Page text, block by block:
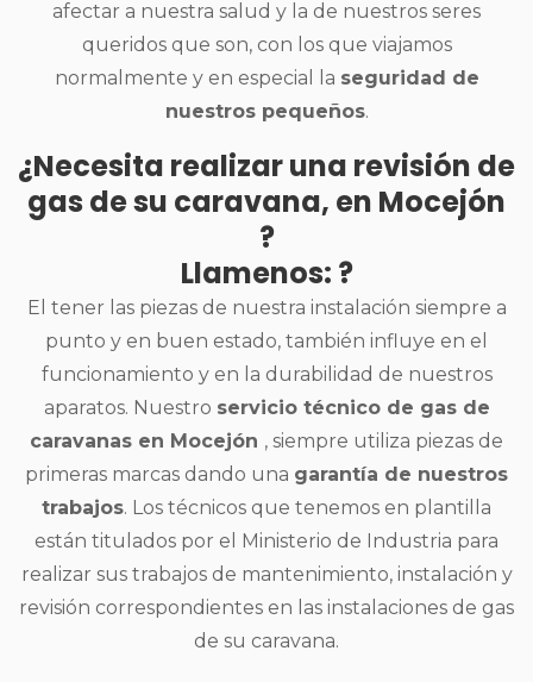
afectar a nuestra salud y la de nuestros seres
queridos que son, con los que viajamos
normalmente y en especial la seguridad de
nuestros pequeños.
¿Necesita realizar una revisión de
gas de su caravana, en Mocejón
?
Llamenos: ?
El tener las piezas de nuestra instalación siempre a
punto y en buen estado, también influye en el
funcionamiento y en la durabilidad de nuestros
aparatos. Nuestro servicio técnico de gas de
caravanas en Mocejón , siempre utiliza piezas de
primeras marcas dando una garantía de nuestros
trabajos. Los técnicos que tenemos en plantilla
están titulados por el Ministerio de Industria para
realizar sus trabajos de mantenimiento, instalación y
revisión correspondientes en las instalaciones de gas
de su caravana.